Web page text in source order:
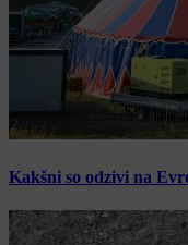
Kakšni so odzivi na